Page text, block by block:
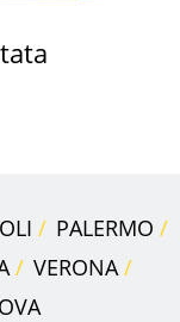
PALERMO
VERONA